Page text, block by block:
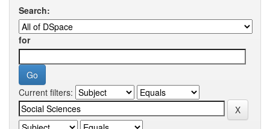
Search:
for
Current filters: